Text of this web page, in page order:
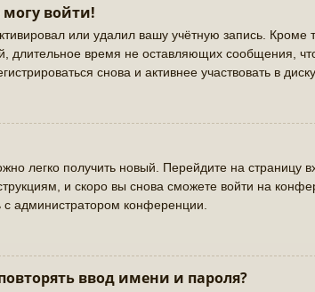
войти!
или удалил вашу учётную запись. Кроме
длительное время не оставляющих сообщения,
снова и активнее участвовать в
легко получить новый. Перейдите на страницу
и скоро вы снова сможете войти на
с администратором конференции.
ввод имени и пароля?